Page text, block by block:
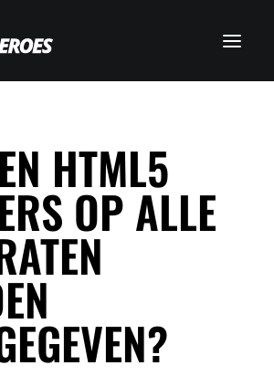
HTML5
OP ALLE